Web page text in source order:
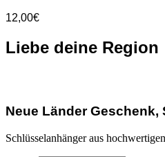
12,00€
Liebe deine Region
Neue Länder
Schlüsselanhänger aus